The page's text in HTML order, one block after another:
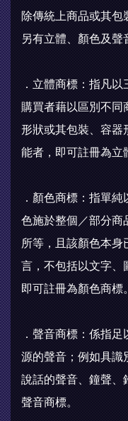
除傳統上商品或其包
另有立體、顏色及聲
．立體商標：指凡
購買者藉以區別不同
形狀或其包裝、容器
能者，即可註冊為立
．顏色商標：指單
色施於整個／部分商
所等，且該顏色本身
言，不包括以文字、
即可註冊為顏色商標。
．聲音商標：係指
源的聲音；例如具識
說話的聲音、鐘聲、
聲音商標。